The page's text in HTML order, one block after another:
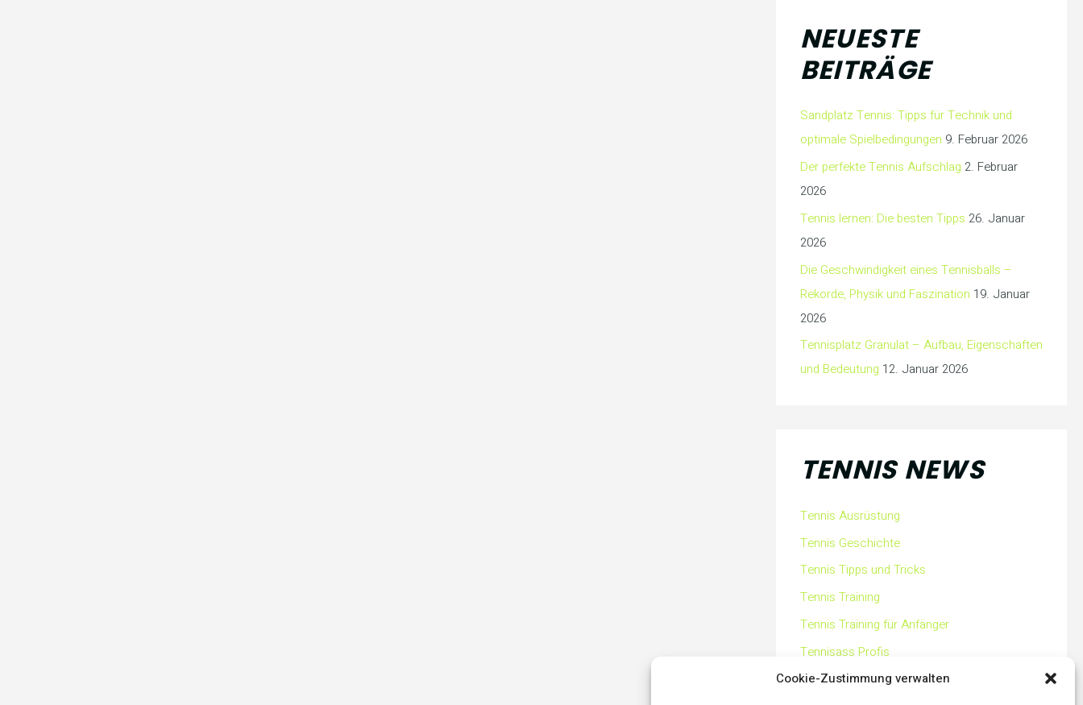
Cookie-Zustimmung verwalten
NEUESTE
BEITRÄGE
Sandplatz Tennis: Tipps für Technik und
optimale Spielbedingungen 9. Februar 2026
Der perfekte Tennis Aufschlag 2. Februar
2026
Tennis lernen: Die besten Tipps 26. Januar
2026
Die Geschwindigkeit eines Tennisballs –
Rekorde, Physik und Faszination 19. Januar
2026
Tennisplatz Granulat – Aufbau, Eigenschaften
und Bedeutung 12. Januar 2026
TENNIS NEWS
Tennis Ausrüstung
Tennis Geschichte
Tennis Tipps und Tricks
Tennis Training
Tennis Training für Anfänger
Tennisass Profis
Tennisbälle